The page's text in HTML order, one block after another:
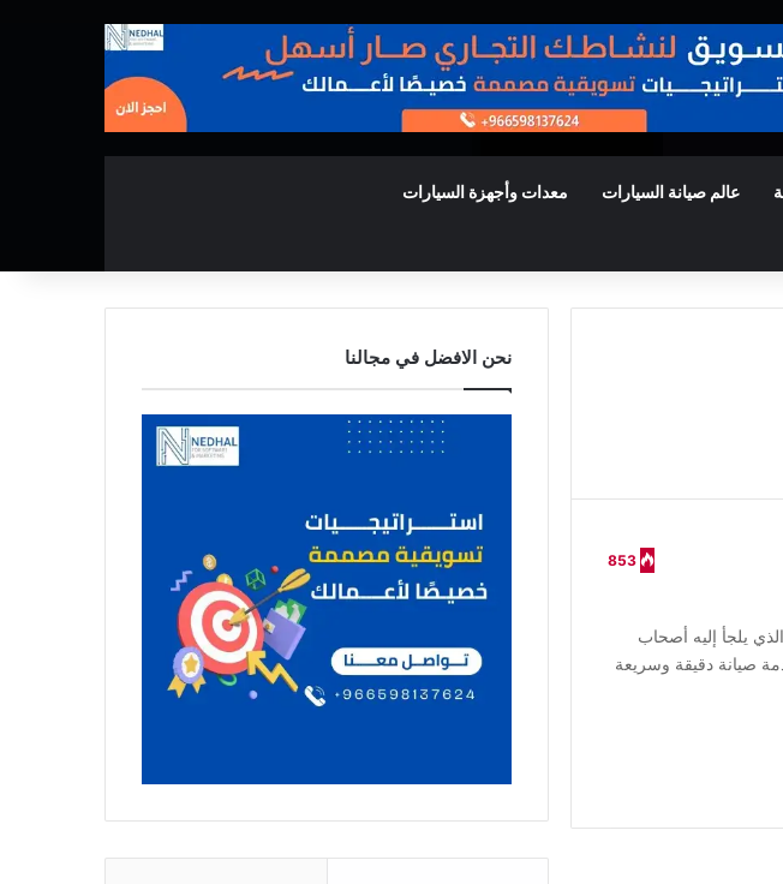
عالم صيانة السيارات معدات وأجهزة السيارات
853
يلجأ إليه أصحاب
صيانة دقيقة وسريعة
نحن الافضل في مجالنا